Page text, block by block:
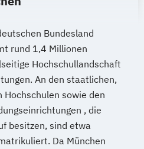
(DE/EN)
World Music (EN)
Bundesland
rund 1,4 Millionen
Hochschullandschaft
An den staatlichen,
sowie den
, die
besitzen, sind etwa
Da München